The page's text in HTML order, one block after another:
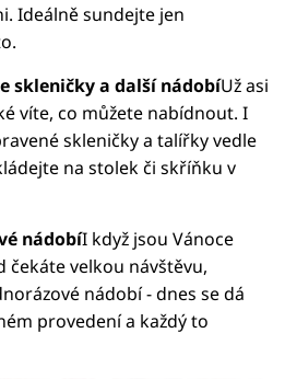
Ideálně sundejte jen
skleničky a další nádobíUž asi
víte, co můžete nabídnout. I
skleničky a talířky vedle
na stolek či skříňku v
nádobíI když jsou Vánoce
čekáte velkou návštěvu,
nádobí - dnes se dá
provedení a každý to